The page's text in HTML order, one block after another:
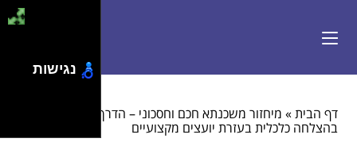
דף הבית» מיחזור משכנתא חכם וחסכוני – הדרך לפצוח
בהצלחה כלכלית בעזרת יועצים מקצועיים
נגישות